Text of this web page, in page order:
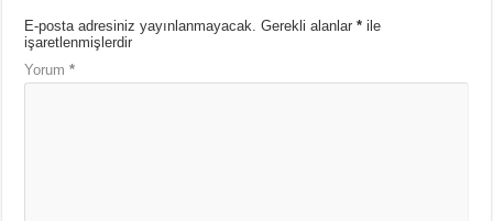
E-posta adresiniz yayınlanmayacak. Gerekli alanlar* ile
işaretlenmişlerdir
Yorum*